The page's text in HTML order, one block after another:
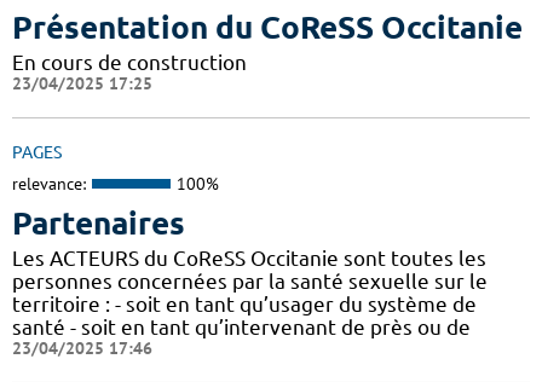
Présentation du CoReSS Occitanie
En cours de construction
23/04/2025 17:25
PAGES
relevance: 100%
Partenaires
Les ACTEURS du CoReSS Occitanie sont toutes les
personnes concernées par la santé sexuelle sur le
territoire : - soit en tant qu’usager du système de
santé - soit en tant qu’intervenant de près ou de
23/04/2025 17:46